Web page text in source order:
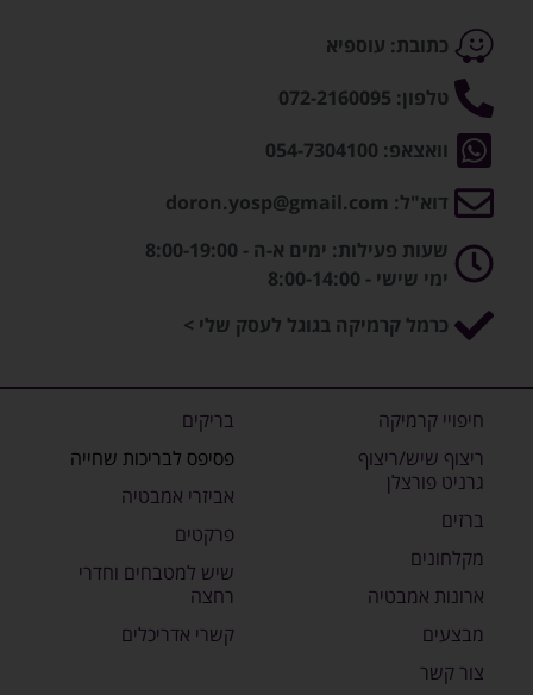
כתובת: עוספיא
טלפון: 072-2160095
וואצאפ: 054-7304100
דוא"ל: doron.yosp@gmail.com
שעות פעילות: ימים א-ה - 8:00-19:00
ימי שישי - 8:00-14:00
כרמל קרמיקה בגוגל לעסק שלי >
חיפויי קרמיקה
ריצוף שיש/ריצוף
גרניט פורצלן
ברזים
מקלחונים
ארונות אמבטיה
מבצעים
צור קשר
בריקים
פסיפס לבריכות שחייה
אביזרי אמבטיה
פרקטים
שיש למטבחים וחדרי
רחצה
קשרי אדריכלים